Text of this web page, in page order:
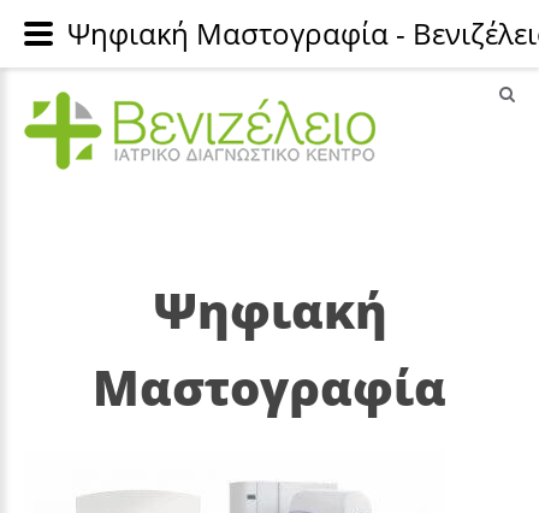
Ψηφιακή
Μαστογραφία
Ψηφιακή Μαστογραφία -